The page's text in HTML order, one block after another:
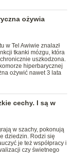
ożywia
w Tel Awiwie znalazł
tkanki mózgu, która
uszkodzona.
hiperbarycznej
ożywić nawet 3 lata
cechy. I są w
w szachy, pokonują
dziedzin. Rodzi się
je też współpracy i
czy świetnego